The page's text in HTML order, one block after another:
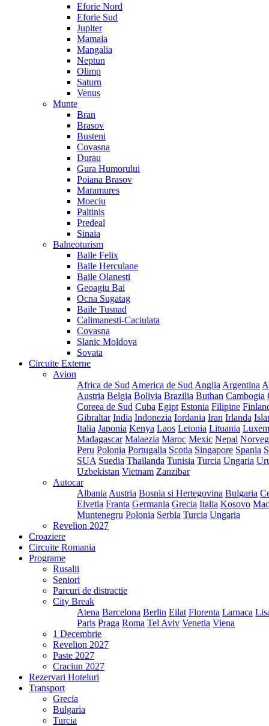
Eforie Nord
Eforie Sud
Jupiter
Mamaia
Mangalia
Neptun
Olimp
Saturn
Venus
Munte
Bran
Brasov
Busteni
Covasna
Durau
Gura Humorului
Poiana Brasov
Maramures
Moeciu
Paltinis
Predeal
Sinaia
Balneoturism
Baile Felix
Baile Herculane
Baile Olanesti
Geoagiu Bai
Ocna Sugatag
Baile Tusnad
Calimanesti-Caciulata
Covasna
Slanic Moldova
Sovata
Circuite Externe
Avion
Africa de Sud America de Sud Anglia Argentina
Austria Belgia Bolivia Brazilia Buthan Cambogia
Coreea de Sud Cuba Egipt Estonia Filipine
Gibraltar India Indonezia Iordania Iran Irlanda
Italia Japonia Kenya Laos Letonia Lituania
Madagascar Malaezia Maroc Mexic Nepal
Peru Polonia Portugalia Scotia Singapore Spania
SUA Suedia Thailanda Tunisia Turcia Ungaria
Uzbekistan Vietnam Zanzibar
Autocar
Albania Austria Bosnia si Hertegovina Bulgaria
Elvetia Franta Germania Grecia Italia Kosovo
Muntenegru Polonia Serbia Turcia Ungaria
Revelion 2027
Croaziere
Circuite Romania
Programe
Rusalii
Seniori
Parcuri de distractie
City Break
Atena Barcelona Berlin Eilat Florenta Larnaca
Paris Praga Roma Tel Aviv Venetia Viena
1 Decembrie
Revelion 2027
Paste 2027
Craciun 2027
Rezervari Hoteluri
Transport
Grecia
Bulgaria
Turcia